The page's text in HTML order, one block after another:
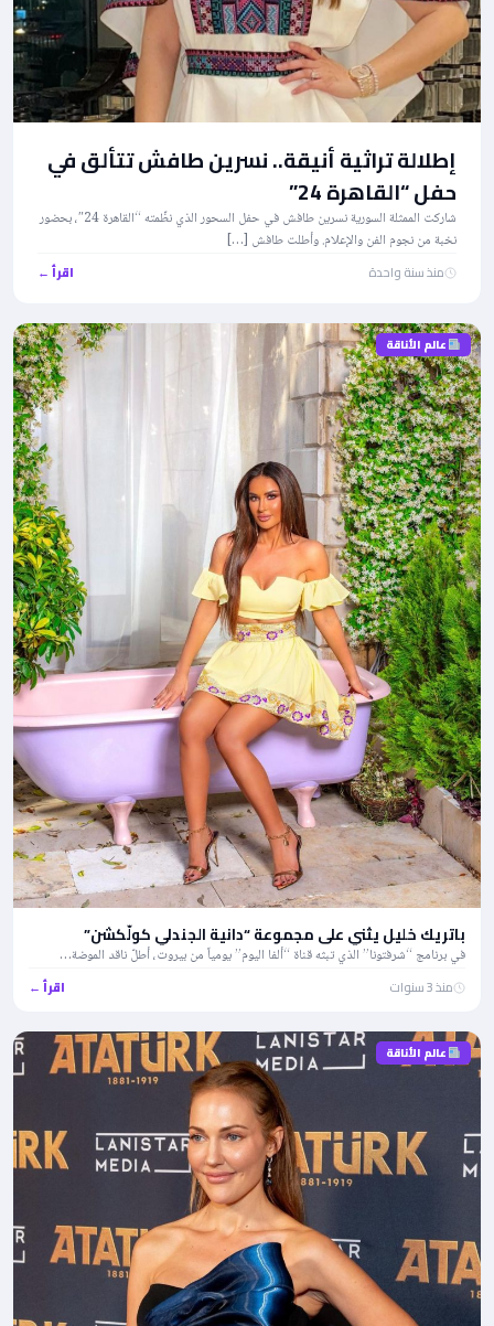
إطلالة تراثية أنيقة.. نسرين طافش تتألق في
حفل “القاهرة 24”
شاركت الممثلة السورية نسرين طافش في حفل السحور الذي نظّمته “القاهرة 24″، بحضور
نخبة من نجوم الفن والإعلام. وأطلت طافش […]
منذ سنة واحدة اقرأ ←
عالم الأناقة
باتريك خليل يثني على مجموعة “دانية الجندلي كولّكشن”
في برنامج “شرفتونا” الذي تبثه قناة “ألفا اليوم” يومياً من بيروت، أطلّ ناقد الموضة…
منذ 3 سنوات اقرأ ←
عالم الأناقة